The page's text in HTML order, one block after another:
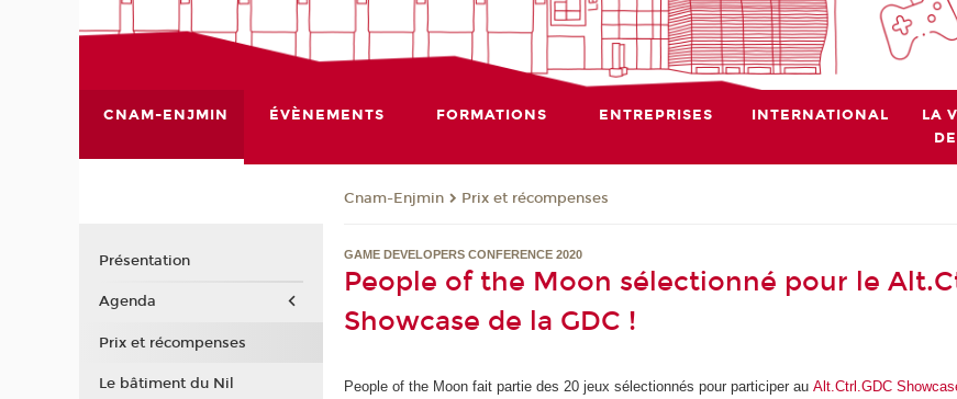
CNAM-ENJMIN ÉVÈNEMENTS FORMATIONS ENTREPRISES INTERNATIONAL
LA
Cnam-Enjmin Prix et récompenses
GAME DEVELOPERS CONFERENCE 2020
People of the Moon sélectionné pour le
Showcase de la GDC !
People of the Moon fait partie des 20 jeux sélectionnés pour participer auAlt.Ctrl.GDC
Présentation
Agenda
Prix et récompenses
Le bâtiment du Nil